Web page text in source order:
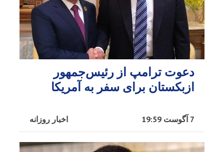
دعوت ترامپ از رئیس‌جمهور
ازبکستان برای سفر به آمریکا
اخبار روزانه 7 آگوست 19:59